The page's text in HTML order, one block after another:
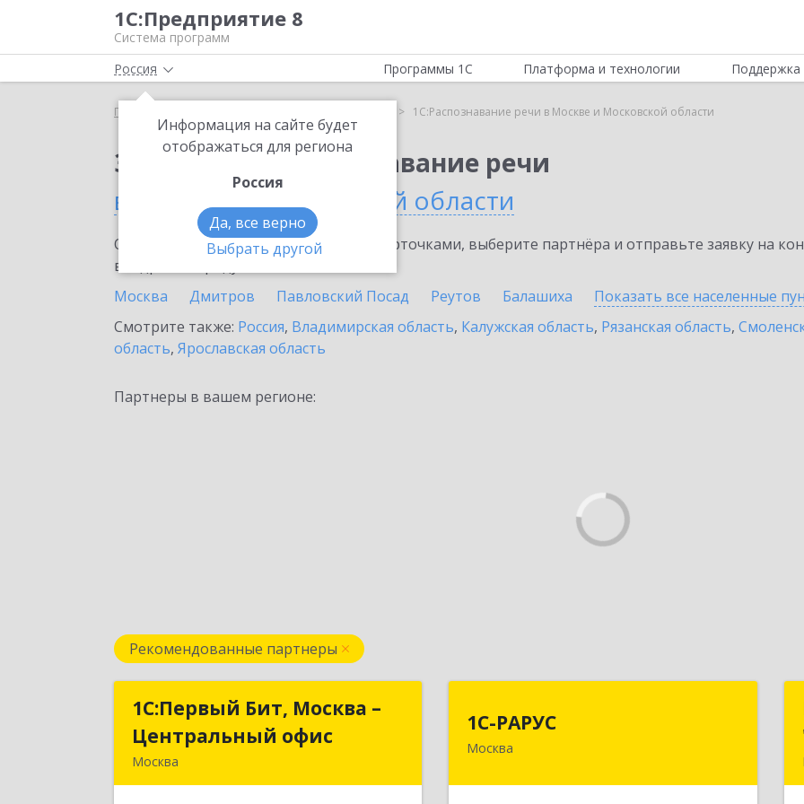
1С:Предприятие 8
Система программ
Россия
Информация на сайте будет
отображаться для региона
Россия
Да, все верно
Выбрать другой
Программы 1С Платформа и технологии Поддержка
Главная 1С:Распознавание речи в Москве и Московской области
Заказать 1С:Распознавание речи
в Москве и Московской области
Ознакомьтесь с информационными карточками, выберите партнёра и отправьте заявку на
внедрение продукта.
Москва
Дмитров Павловский Посад Реутов Балашиха Показать все населенные
Смотрите также: Россия, Владимирская область, Калужская область, Рязанская область,
область, Ярославская область
Партнеры в вашем регионе:
Рекомендованные партнеры
1С:Первый Бит, Москва –
Центральный офис
Москва
1С:Первый Бит, Москва –
Центральный офис
1С-РАРУС
Москва127434, Москва г, Дмитровское ш,